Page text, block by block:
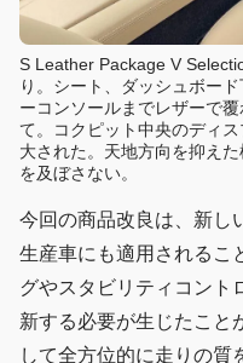
S Leather Package V
り。シート、ダッシュボー
ーコンソールまでレザーで
て。コクピット中央のディ
大された。天地方向を抑え
を及ぼさない。
今回の商品改良は、新し
生産車にも適用されるこ
グやスタビリティコント
新する必要が生じたこと
して全方位的に走りの質